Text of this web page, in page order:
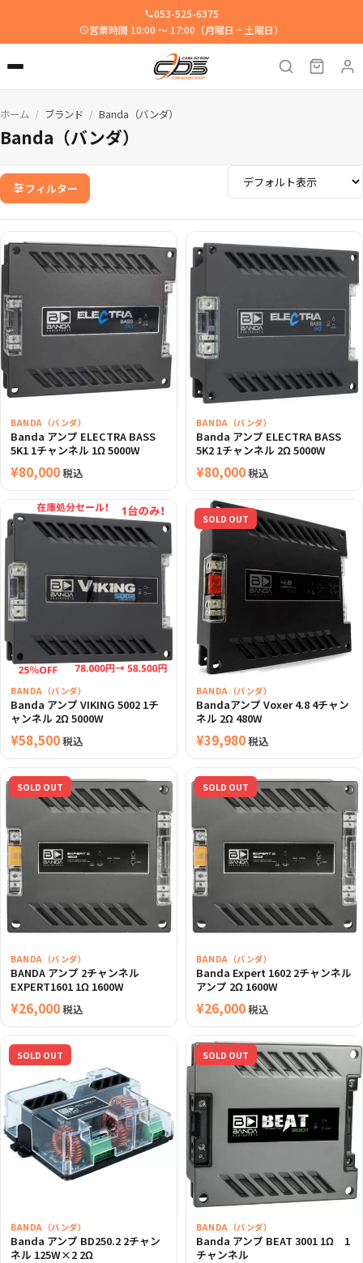
053-525-6375
営業時間 10:00 ～ 17:00（月曜日 ~ 土曜日）
ホーム / ブランド / Banda（バンダ）
Banda（バンダ）
フィルター
BANDA（バンダ）
Banda アンプ ELECTRA BASS
5K1 1チャンネル 1Ω 5000W
¥80,000税込
BANDA（バンダ）
Banda アンプ ELECTRA BASS
5K2 1チャンネル 2Ω 5000W
¥80,000税込
BANDA（バンダ）
Banda アンプ VIKING 5002 1チ
ャンネル 2Ω 5000W
¥58,500税込
SOLD OUT
BANDA（バンダ）
Bandaアンプ Voxer 4.8 4チャン
ネル 2Ω 480W
¥39,980税込
SOLD OUT
BANDA（バンダ）
BANDA アンプ 2チャンネル
EXPERT1601 1Ω 1600W
¥26,000税込
SOLD OUT
BANDA（バンダ）
Banda Expert 1602 2チャンネル
アンプ 2Ω 1600W
¥26,000税込
SOLD OUT
BANDA（バンダ）
Banda アンプ BD250.2 2チャン
ネル 125W×2 2Ω
SOLD OUT
BANDA（バンダ）
Banda アンプ BEAT 3001 1Ω 1
チャンネル